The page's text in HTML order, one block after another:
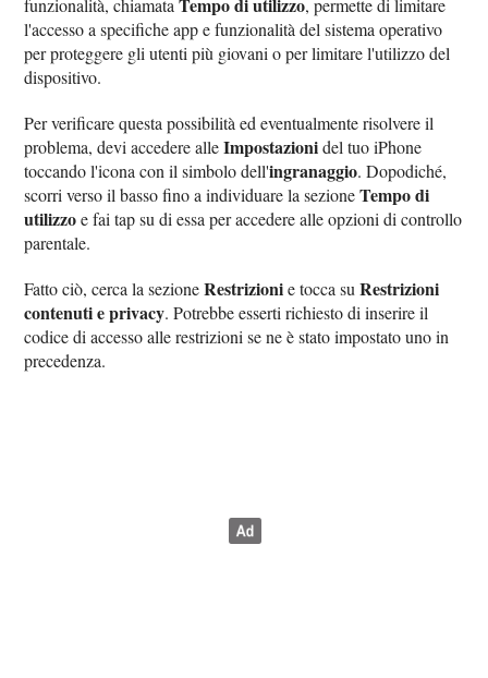
funzionalità, chiamata
, permette di limitare
l'accesso a specifiche app e funzionalità del sistema operativo
per proteggere gli utenti più giovani o per limitare l'utilizzo del
dispositivo.
Per verificare questa possibilità ed eventualmente risolvere il
problema, devi accedere alleImpostazionidel tuo iPhone
toccando l'icona con il simbolo dell'ingranaggio. Dopodiché,
scorri verso il basso fino a individuare la sezioneTempo di
utilizzoe fai tap su di essa per accedere alle opzioni di controllo
parentale.
Fatto ciò, cerca la sezioneRestrizionie tocca suRestrizioni
contenuti e privacy. Potrebbe esserti richiesto di inserire il
codice di accesso alle restrizioni se ne è stato impostato uno in
precedenza.